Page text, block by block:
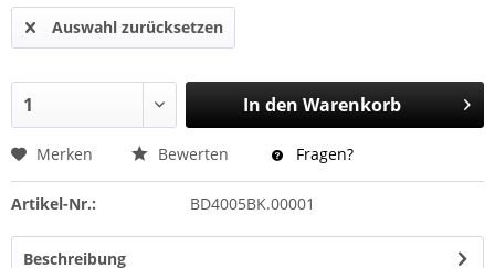
Auswahl zurücksetzen
In den Warenkorb
Merken Bewerten Fragen?
Artikel-Nr.: BD4005BK.00001
Beschreibung